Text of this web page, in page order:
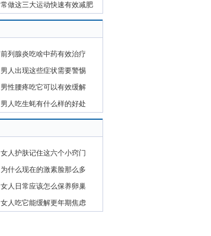
常做这三大运动快速有效减肥
前列腺炎吃啥中药有效治疗
男人出现这些症状需要警惕
男性腰疼吃它可以有效缓解
男人吃生蚝有什么样的好处
女人护肤记住这六个小窍门
为什么现在的激素脸那么多
女人日常应该怎么保养卵巢
女人吃它能缓解更年期焦虑